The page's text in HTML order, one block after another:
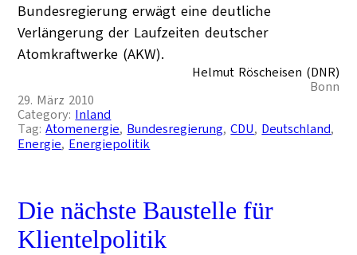
Bundesregierung erwägt eine deutliche
Verlängerung der Laufzeiten deutscher
Atomkraftwerke (AKW).
Helmut Röscheisen (DNR)
Bonn
29. März 2010
Category: Inland
Tag:Atomenergie, Bundesregierung, CDU, Deutschland
Energie, Energiepolitik
Die nächste Baustelle für
Klientelpolitik